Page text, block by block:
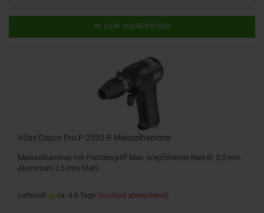
IN DEN WARENKORB
Atlas Copco Pro P 2530-R Meisselhammer
Meisselhammer mit Pistolengriff Max. empfohlener Niet-Ø: 3,2 mm
Aluminium 2,5 mm Stahl
Lieferzeit: ca. 4-6 Tage (Ausland abweichend)